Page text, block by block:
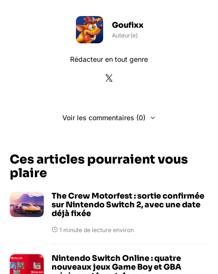
Goufixx
Auteur(e)
Rédacteur en tout genre
Voir les commentaires (0)
Ces articles pourraient vous
plaire
The Crew Motorfest : sortie confirmée
sur Nintendo Switch 2, avec une date
déjà fixée
1 minute de lecture environ
Nintendo Switch Online : quatre
nouveaux jeux Game Boy et GBA